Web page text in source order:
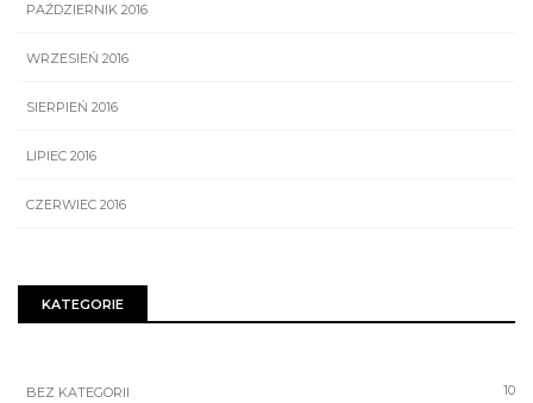
PAŹDZIERNIK 2016
WRZESIEŃ 2016
SIERPIEŃ 2016
LIPIEC 2016
CZERWIEC 2016
KATEGORIE
10
BEZ KATEGORII